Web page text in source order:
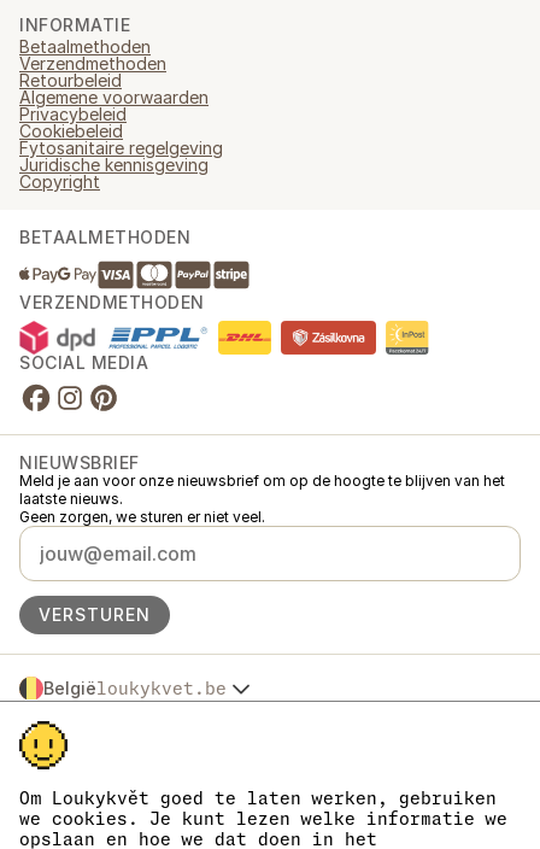
Om Loukykvět goed te laten werken, gebruiken
we cookies. Je kunt lezen welke informatie we
opslaan en hoe we dat doen in het
INFORMATIE
Betaalmethoden
Verzendmethoden
Retourbeleid
Algemene voorwaarden
Privacybeleid
Cookiebeleid
Fytosanitaire regelgeving
Juridische kennisgeving
Copyright
BETAALMETHODEN
VERZENDMETHODEN
SOCIAL MEDIA
NIEUWSBRIEF
Meld je aan voor onze nieuwsbrief om op de hoogte te blijven van het
laatste nieuws.
Geen zorgen, we sturen er niet veel.
VERSTUREN
Belgiëloukykvet.be
Slovensko
Polska
Österreich
Deutschland
France
© 2016 →
Loukykvět s.r.o. staat ingeschreven in het handelsregister van de
We zijn aangesloten bij het EKO-KOM-systeem onder nummer
EKF00180493.
Wij geven plantenpaspoorten af onder registratienummer 0636.